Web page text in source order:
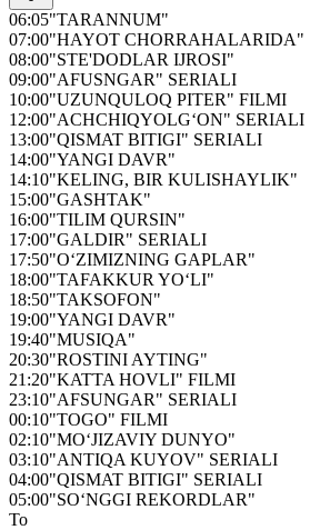
06:05"TARANNUM"
07:00"HAYOT CHORRAHALARIDA"
08:00"STE'DODLAR IJROSI"
09:00"AFUSNGAR" SERIALI
10:00"UZUNQULOQ PITER" FILMI
12:00"ACHCHIQYOLG‘ON" SERIALI
13:00"QISMAT BITIGI" SERIALI
14:00"YANGI DAVR"
14:10"KELING, BIR KULISHAYLIK"
15:00"GASHTAK"
16:00"TILIM QURSIN"
17:00"GALDIR" SERIALI
17:50"O‘ZIMIZNING GAPLAR"
18:00"TAFAKKUR YO‘LI"
18:50"TAKSOFON"
19:00"YANGI DAVR"
19:40"MUSIQA"
20:30"ROSTINI AYTING"
21:20"KATTA HOVLI" FILMI
23:10"AFSUNGAR" SERIALI
00:10"TOGO" FILMI
02:10"MO‘JIZAVIY DUNYO"
03:10"ANTIQA KUYOV" SERIALI
04:00"QISMAT BITIGI" SERIALI
05:00"SO‘NGGI REKORDLAR"
To